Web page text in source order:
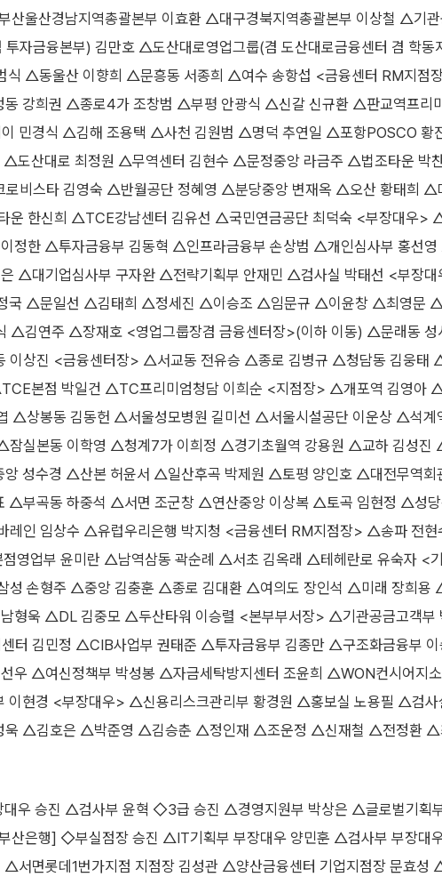
울산경남지역총괄본부 이효환 △대구경북지역총괄본부 이상철 △기관
자금융본부) 김만호 △도산대로영업그룹(겸 도산대로금융센터 겸 학동
식 △동울산 이향희 △문흥동 서종희 △여수 송항섭 <금융센터 RM지점
강희권 △종로4가 조창범 △부평 안광식 △신갈 신규환 △판교역프리
민경식 △김해 조용택 △사천 김원범 △명덕 추연일 △포항POSCO 황
도산대로 최정원 △무역센터 김현수 △문정중앙 라금주 △법조타운 박
비스타 김영숙 △반월공단 정혜영 △분당중앙 변재옥 △오산 황태희 △
운 한신희 △TCE강남센터 김유선 △국민연금공단 최덕숙 <부장대우>
정한 △투자금융부 김동혁 △인프라금융부 손상범 △개인심사부 홍선
△대기업심사부 구자완 △전략기획부 안재민 △검사실 박태선 <부장대
△문일선 △김태희 △정세진 △이승조 △임문규 △이윤창 △최영문 △
김연주 △장재호 <영업그룹장겸 금융센터장>(이하 이동) △문래동 성
상진 <금융센터장> △서교동 전유승 △종로 김병규 △청담동 김웅태
본점 박일건 △TC프리미엄청담 이희순 <지점장> △개포역 김영아
△상봉동 김동헌 △서울성모병원 길미선 △서울시설공단 이운상 △석계
실본동 이학영 △청계7가 이희정 △경기초월역 강용원 △교하 김성진
성수경 △산본 허윤서 △일산후곡 박제원 △토평 양인호 △대전무역회
△부곡동 하중석 △서면 조군창 △연산중앙 이상복 △토곡 임현정 △성당
인 임상수 △유럽우리은행 박지청 <금융센터 RM지점장> △송파 전
영업부 윤미란 △남역삼동 곽순례 △서초 김옥래 △테헤란로 유숙자 <
성 손형주 △중앙 김충훈 △종로 김대환 △여의도 장인석 △미래 장희용
형욱 △DL 김중모 △두산타워 이승렬 <본부부서장> △기관공금고객부
터 김민정 △CIB사업부 권태준 △투자금융부 김종만 △구조화금융부 이
우 △여신정책부 박성봉 △자금세탁방지센터 조윤희 △WON컨시어지
이현경 <부장대우> △신용리스크관리부 황경원 △홍보실 노용필 △검사
욱 △김호은 △박준영 △김승춘 △정인재 △조운정 △신재철 △전정환 △
우 승진 △검사부 윤혁 ◇3급 승진 △경영지원부 박상은 △글로벌기획
은행] ◇부실점장 승진 △IT기획부 부장대우 양민훈 △검사부 부장대우
서면롯데1번가지점 지점장 김성관 △양산금융센터 기업지점장 문효성